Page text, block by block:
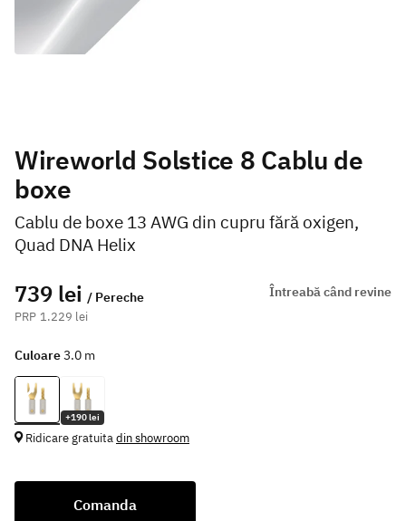
Wireworld Solstice 8 Cablu de
boxe
Cablu de boxe 13 AWG din cupru fără oxigen,
Quad DNA Helix
739 lei / Pereche
1.229 lei
Întreabă când revine
Culoare3.0 m
+190 lei
Ridicare gratuitadin showroom
Comanda